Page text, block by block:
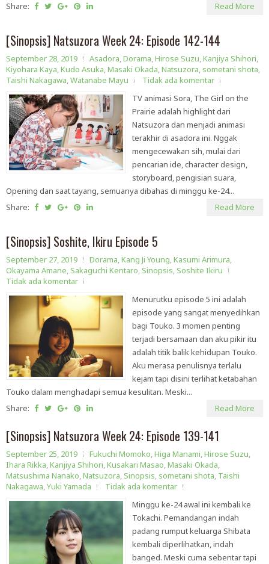
Share:
Read More
[Sinopsis] Natsuzora Week 24: Episode 142-144
September 28, 2019 Asadora,Dorama,Hirose Suzu,Kanjiya Shihori,
Kiyohara Kaya,Kudo Asuka,Masaki Okada,Natsuzora, sometani shota,
Taishi Nakagawa,Watanabe Mayu
Tidak ada komentar
TV animasi Sora, The Girl on the
Prairie adalah highlight dari
Natsuzora dan menjadi animasi
terakhir di asadora ini. Nggak
mengecewakan sih, mulai dari
pencarian ide, character design,
storyboard, pengisian suara,
Opening dan saat tayang, semuanya dibahas di minggu ke-24...
Share:
Read More
[Sinopsis] Soshite, Ikiru Episode 5
September 27, 2019 Dorama,Kang Ji Young,Kasumi Arimura,
Okayama Amane, Sakaguchi Kentaro, Sinopsis, Soshite Ikiru
Tidak ada komentar
Menurutku episode 5 ini adalah
episode yang sangat menyedihkan
bagi Touko. 3 momen penting
terjadi bersamaan dan aku pikir itu
adalah titik balik kehidupan Touko.
Aku merasa penulisnya terlalu
kejam tapi disini terlihat ketabahan
Touko dalam menghadapi semua kesulitan. Meski...
Share:
Read More
[Sinopsis] Natsuzora Week 24: Episode 139-141
September 25, 2019 Fukuchi Momoko,Higa Manami,Hirose Suzu,
Ihara Rikka,Kanjiya Shihori,Kusakari Masao,Masaki Okada,
Matsushima Nanako,Natsuzora, Sinopsis, sometani shota, Taishi
Nakagawa,Yuki Yamada
Tidak ada komentar
Minggu ke-24 awal ini kembali ke
Tokachi. Pemandangan indah
padang rumput keluarga Shibata
kembali diperlihatkan, indah
banged. Meski cuma sebentar tapi